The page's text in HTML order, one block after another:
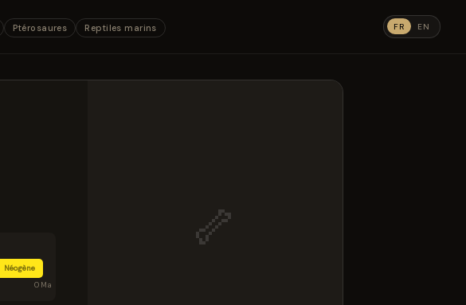
Ptérosaures Reptiles marins FR EN
Néogène
0 Ma
🦴